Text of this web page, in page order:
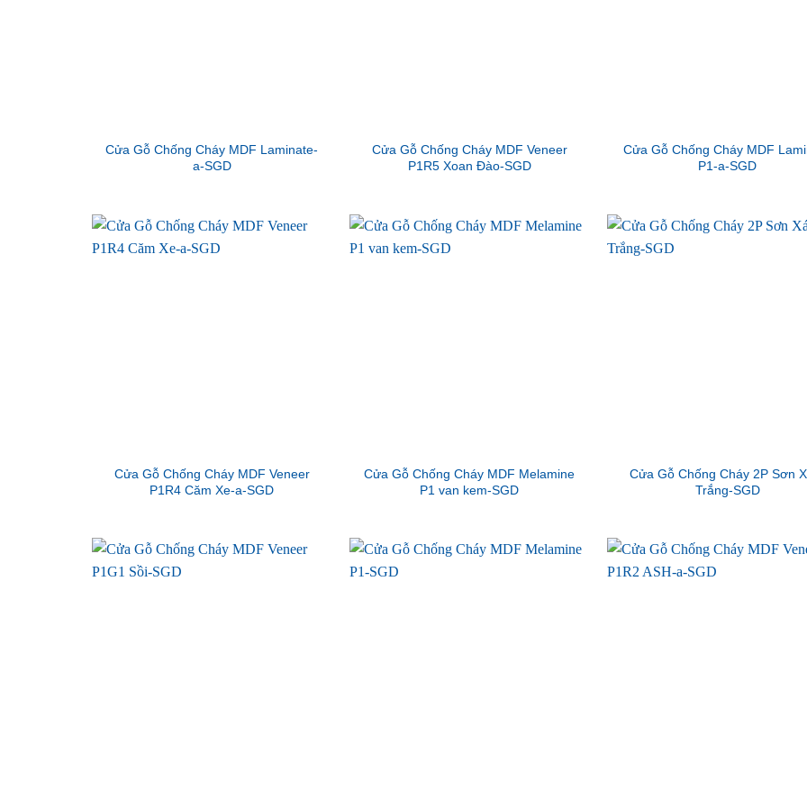
Cửa Gỗ Chống Cháy MDF Laminate-
a-SGD
Cửa Gỗ Chống Cháy MDF Veneer
P1R5 Xoan Đào-SGD
Cửa Gỗ Chống Cháy MDF
P1-a-SGD
Cửa Gỗ Chống Cháy MDF Veneer
P1R4 Căm Xe-a-SGD
Cửa Gỗ Chống Cháy MDF Melamine
P1 van kem-SGD
Cửa Gỗ Chống Cháy 2P Sơn
Trắng-SGD